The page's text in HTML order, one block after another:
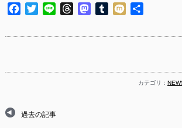
Facebook
TwitterLine ThreadsMastodon
Tumblr
Mixi
カテゴリ：
過去の記事